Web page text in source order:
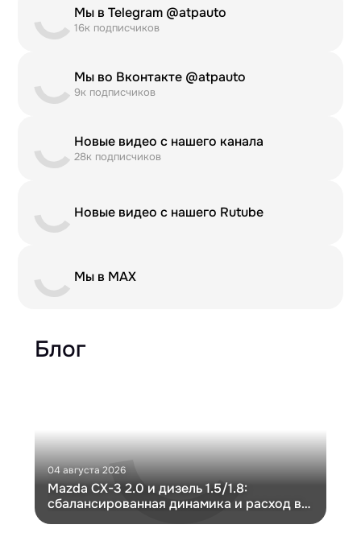
Мы в Telegram @atpauto
16к подписчиков
Мы во Вконтакте @atpauto
9к подписчиков
Новые видео с нашего канала
28к подписчиков
Новые видео с нашего Rutube
Мы в MAX
Блог
04 августа 2026
Mazda CX-3 2.0 и дизель 1.5/1.8:
сбалансированная динамика и расход в